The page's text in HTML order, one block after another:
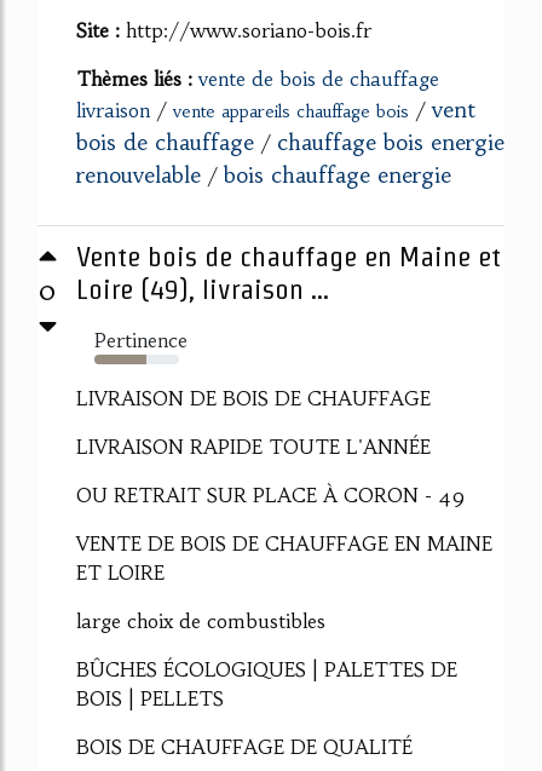
Site : http://www.soriano-bois.fr
Thèmes liés :vente de bois de chauffage
livraison /vente appareils chauffage bois /vent
bois de chauffage / chauffage bois energie
renouvelable / bois chauffage energie
0
Vente bois de chauffage en Maine et
Loire (49), livraison ...
Pertinence
62%
LIVRAISON DE BOIS DE CHAUFFAGE
LIVRAISON RAPIDE TOUTE L'ANNÉE
OU RETRAIT SUR PLACE À CORON - 49
VENTE DE BOIS DE CHAUFFAGE EN MAINE
ET LOIRE
large choix de combustibles
BÛCHES ÉCOLOGIQUES | PALETTES DE
BOIS | PELLETS
BOIS DE CHAUFFAGE DE QUALITÉ